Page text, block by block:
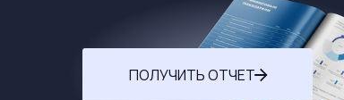
ПОЛУЧИТЬ ОТЧЕТ